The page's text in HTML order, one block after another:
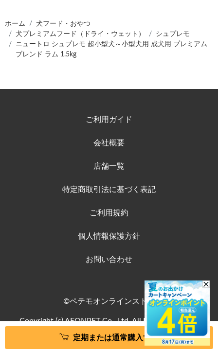
ホーム
犬フード・おやつ
犬プレミアムフード（ドライ・ウェット）
シュプレモ
ニュートロ シュプレモ 超小型犬～小型犬用 成犬用 プレミアム
ブレンド ラム 1.5kg
ご利用ガイド
会社概要
店舗一覧
特定商取引法に基づく表記
ご利用規約
個人情報保護方針
お問い合わせ
©ペテモオンラインストア
Copyright (c) AEONPET Co., Ltd. All Rights Reserved.
定期または通常購入する